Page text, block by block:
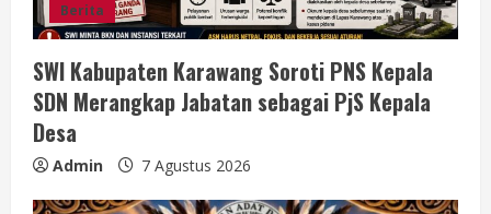
Berita
SWI Kabupaten Karawang Soroti PNS Kepala
SDN Merangkap Jabatan sebagai PjS Kepala
Desa
Admin 7 Agustus 2026